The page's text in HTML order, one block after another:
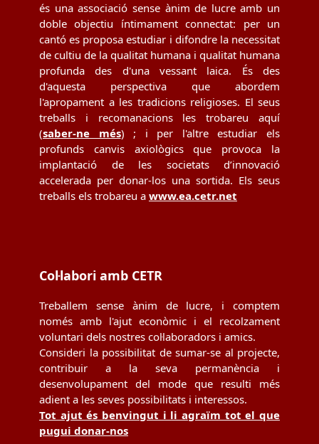
és una associació sense ànim de lucre amb un
doble objectiu íntimament connectat: per un
cantó es proposa estudiar i difondre la necessitat
de cultiu de la qualitat humana i qualitat humana
profunda des d'una vessant laica. És des
d'aquesta perspectiva que abordem
l'apropament a les tradicions religioses. El seus
treballs i recomanacions les trobareu aquí
(saber-ne més) ; i per l'altre estudiar els
profunds canvis axiològics que provoca la
implantació de les societats d’innovació
accelerada per donar-los una sortida. Els seus
treballs els trobareu a www.ea.cetr.net
Col·labori amb CETR
Treballem sense ànim de lucre, i comptem
només amb l'ajut econòmic i el recolzament
voluntari dels nostres col·laboradors i amics.
Consideri la possibilitat de sumar-se al projecte,
contribuir a la seva permanència i
desenvolupament del mode que resulti més
adient a les seves possibilitats i interessos.
Tot ajut és benvingut i li agraïm tot el que
pugui donar-nos